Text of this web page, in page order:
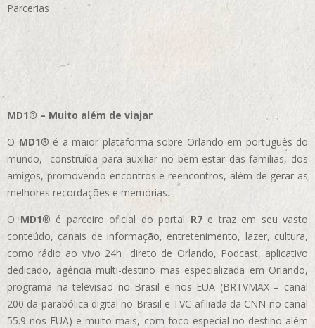
Parcerias
MD1® – Muito além de viajar
O MD1® é a maior plataforma sobre Orlando em português do
mundo, construída para auxiliar no bem estar das famílias, dos
amigos, promovendo encontros e reencontros, além de gerar as
melhores recordações e memórias.
OMD1® é parceiro oficial do portal R7e traz em seu vasto
conteúdo, canais de informação, entretenimento, lazer, cultura,
como rádio ao vivo 24h direto de Orlando, Podcast, aplicativo
dedicado, agência multi-destino mas especializada em Orlando,
programa na televisão no Brasil e nos EUA (BRTVMAX – canal
200 da parabólica digital no Brasil e TVC afiliada da CNN no canal
55.9 nos EUA) e muito mais, com foco especial no destino além